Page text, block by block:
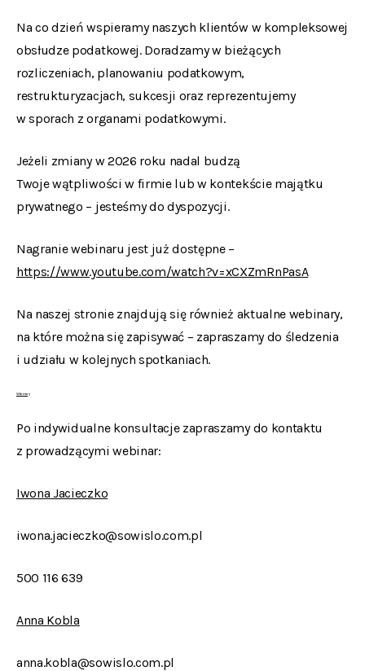
Na co dzień wspieramy naszych klientów w kompleksowej
obsłudze podatkowej. Doradzamy w bieżących
rozliczeniach, planowaniu podatkowym,
restrukturyzacjach, sukcesji oraz reprezentujemy
w sporach z organami podatkowymi.
Jeżeli zmiany w 2026 roku nadal budzą
Twoje wątpliwości w firmie lub w kontekście majątku
prywatnego – jesteśmy do dyspozycji.
Nagranie webinaru jest już dostępne –
https://www.youtube.com/watch?v=xCXZmRnPasA
Na naszej stronie znajdują się również aktualne webinary,
na które można się zapisywać – zapraszamy do śledzenia
i udziału w kolejnych spotkaniach.
Webinary
Po indywidualne konsultacje zapraszamy do kontaktu
z prowadzącymi webinar:
Iwona Jacieczko
iwona.jacieczko@sowislo.com.pl
500 116 639
Anna Kobla
anna.kobla@sowislo.com.pl